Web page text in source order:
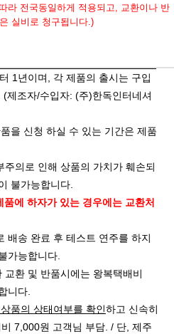
라 전국동일하게 적용되고, 교환이나 반
실비로 청구됩니다.)
1년이며, 각 제품의 출시는 구입
제조자/수입자: (주)한독인터네셔
을 신청 하실 수 있는 기간은 제품
의로 인해 상품의 가치가 훼손되
불가능합니다.
에 하자가 있는 경우에는 교환처
배송 완료 후 테스트 연주를 하지
가능합니다.
환 및 반품시에는 왕복택배비
니다.
품의 상태여부를 확인하고 신속히
7,000원 고객님 부담. / 단, 제주